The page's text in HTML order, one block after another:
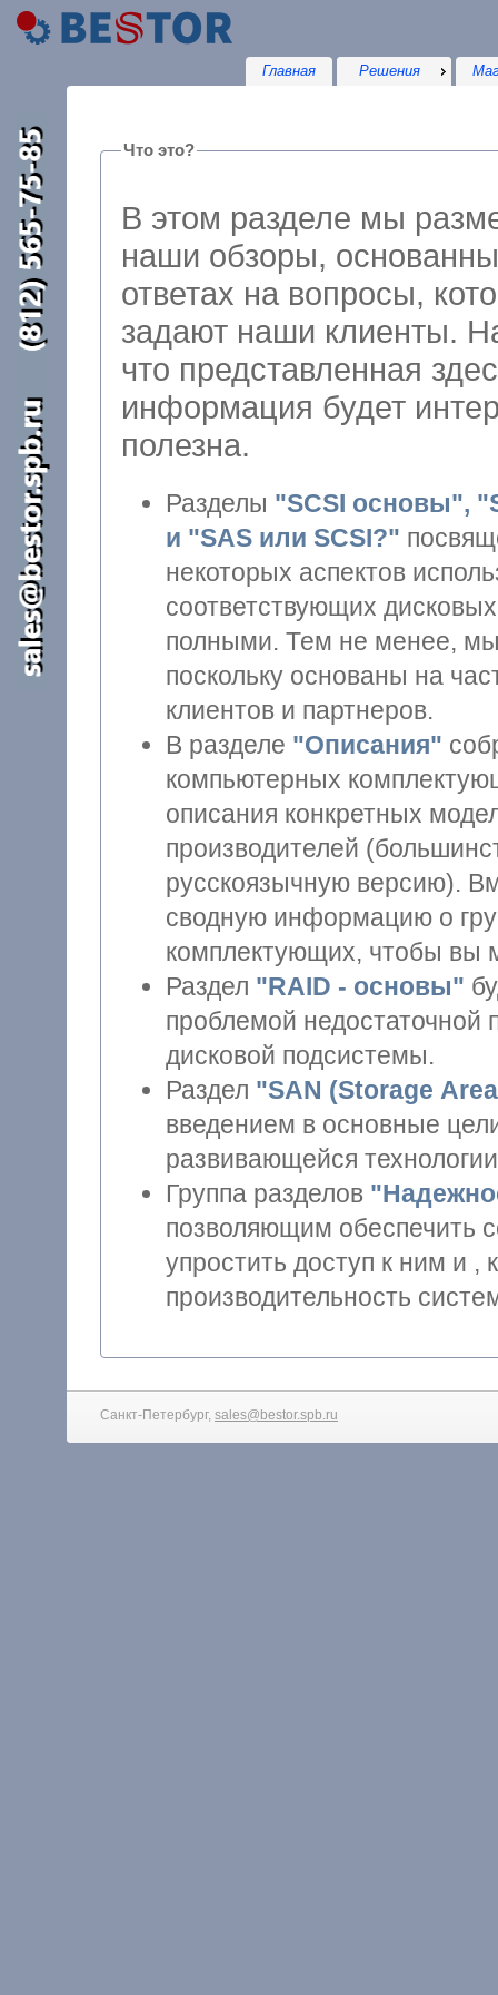
Главная Решения
Что это?
В этом разделе мы
наши обзоры,
ответах на вопросы, которые
задают наши клиенты.
что представленная
информация будет
полезна.
Разделы "SCSI основы",
и "SAS или SCSI?"
некоторых аспектов
соответствующих
полными. Тем не менее, мы
поскольку основаны на
клиентов и партнеров.
В разделе "Описания"
компьютерных комплектующих. Он не содержит
описания конкретных
производителей
русскоязычную версию). Вместо этого, мы постарались дать
сводную информацию о
комплектующих, чтобы вы
Раздел "RAID - основы"
проблемой недостаточной
дисковой подсистемы.
Раздел "SAN (Storage
введением в основные
развивающейся
Группа разделов
позволяющим обеспечить сохранность данных, ускорить и
упростить доступ к ним и , как
производительность
Санкт-Петербург, sales@bestor.spb.ru